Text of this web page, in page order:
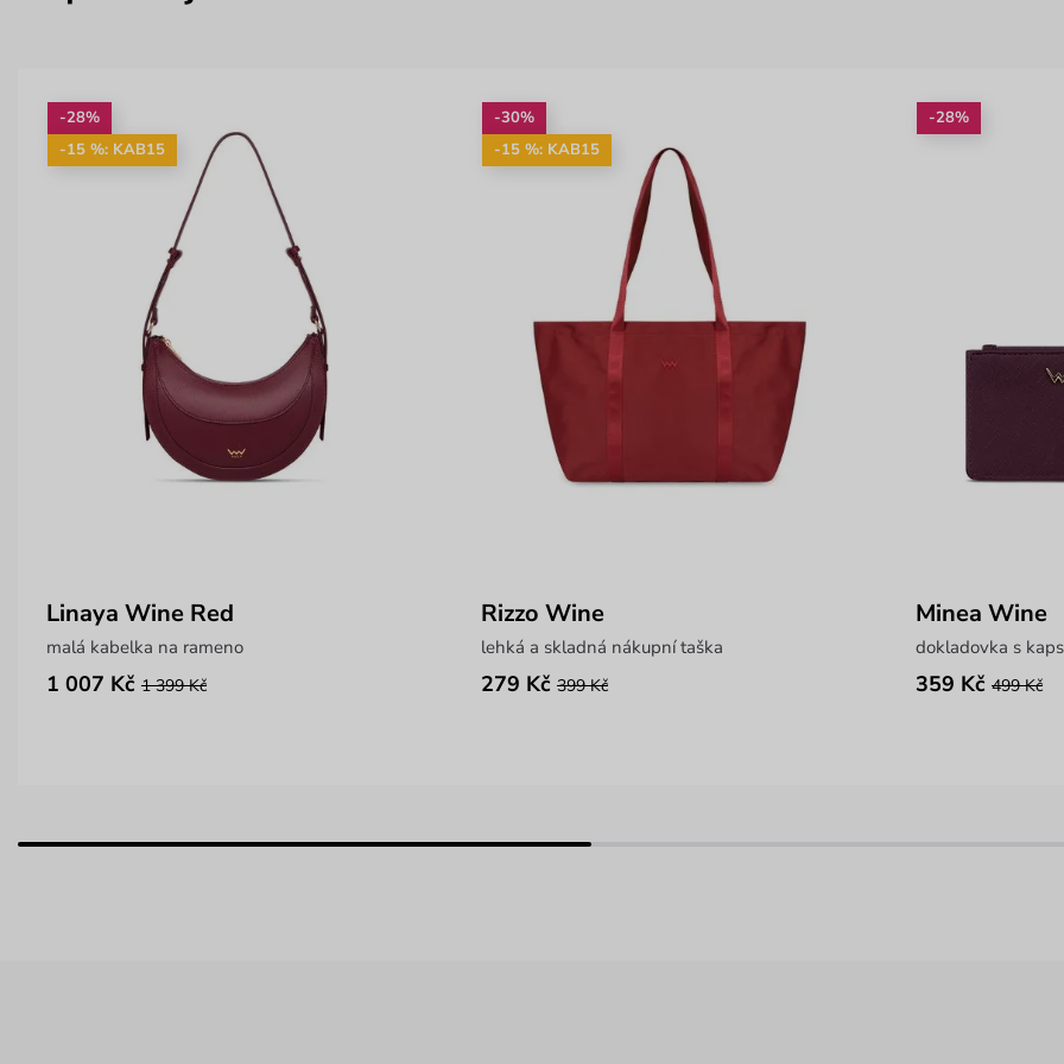
-28%
-15 %: KAB15
Linaya Wine Red
malá kabelka na rameno
1 007 Kč 1 399 Kč
-30%
-15 %: KAB15
Rizzo Wine
lehká a skladná nákupní taška
279 Kč 399 Kč
-28%
Minea Wine
dokladovka s
359 Kč 499 Kč